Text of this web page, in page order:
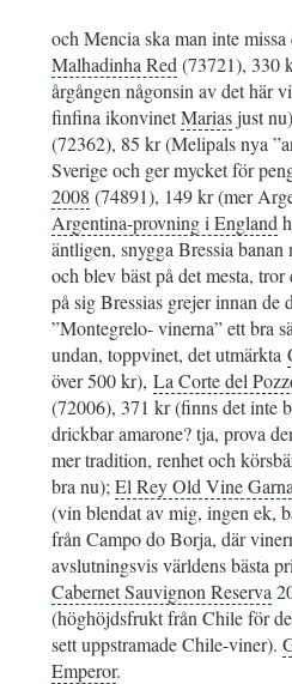
och Mencia ska man inte
Malhadinha Red (73721), 330
årgången någonsin av det här
finfina ikonvinetMariasjust
(72362), 85 kr (Melipals nya
Sverige och ger mycket för
2008 (74891), 149 kr (mer
Argentina-provning i England
äntligen, snygga Bressia
och blev bäst på det mesta,
på sig Bressias grejer innan de
”Montegrelo- vinerna” ett bra
undan, toppvinet, det utmärkta
över 500 kr), La Corte del
(72006), 371 kr (finns det inte
drickbar amarone? tja, prova
mer tradition, renhet och
bra nu); El Rey Old Vine
(vin blendat av mig, ingen ek,
från Campo do Borja, där
avslutningsvis världens bästa
Cabernet Sauvignon Reserva
(höghöjdsfrukt från Chile för
sett uppstramade Chile-viner).
Emperor.